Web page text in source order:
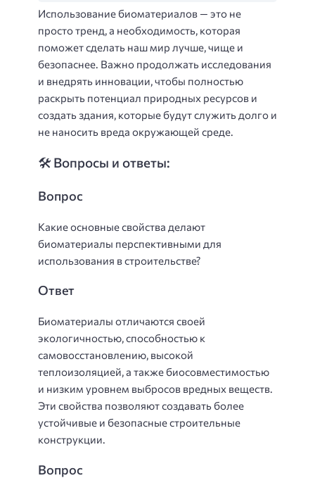
Использование биоматериалов — это не
просто тренд, а необходимость, которая
поможет сделать наш мир лучше, чище и
безопаснее. Важно продолжать исследования
и внедрять инновации, чтобы полностью
раскрыть потенциал природных ресурсов и
создать здания, которые будут служить долго и
не наносить вреда окружающей среде.
🛠️ Вопросы и ответы:
Вопрос
Какие основные свойства делают
биоматериалы перспективными для
использования в строительстве?
Ответ
Биоматериалы отличаются своей
экологичностью, способностью к
самовосстановлению, высокой
теплоизоляцией, а также биосовместимостью
и низким уровнем выбросов вредных веществ.
Эти свойства позволяют создавать более
устойчивые и безопасные строительные
конструкции.
Вопрос